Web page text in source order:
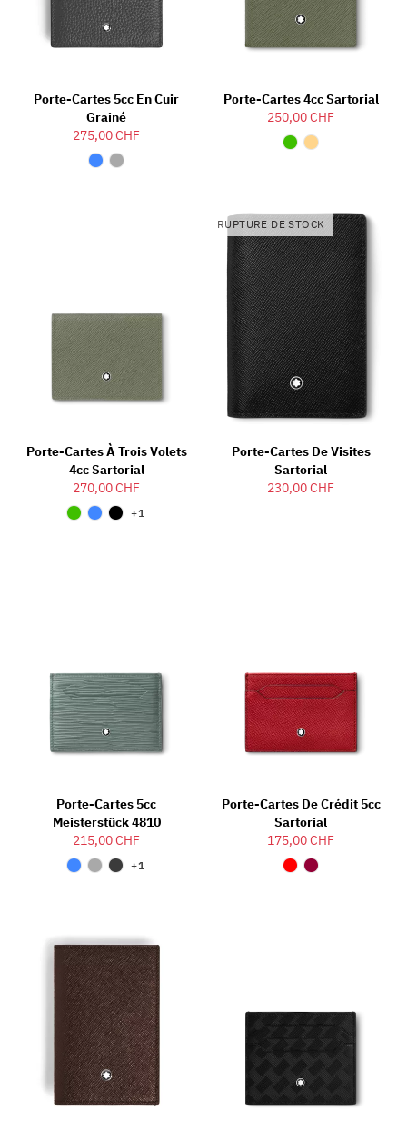
Porte-Cartes 5cc En Cuir
Grainé
275,00 CHF
Porte-Cartes 4cc Sartorial
250,00 CHF
Porte-Cartes À Trois Volets
4cc Sartorial
270,00 CHF
+1
RUPTURE DE STOCK
Porte-Cartes De Visites
Sartorial
230,00 CHF
Porte-Cartes 5cc
Meisterstück 4810
215,00 CHF
+1
Porte-Cartes De Crédit 5cc
Sartorial
175,00 CHF